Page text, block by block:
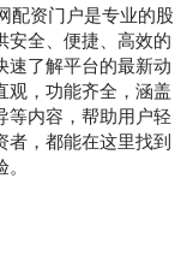
配资门户是专业的股
安全、便捷、高效的
速了解平台的最新动
观，功能齐全，涵盖
等内容，帮助用户轻
者，都能在这里找到